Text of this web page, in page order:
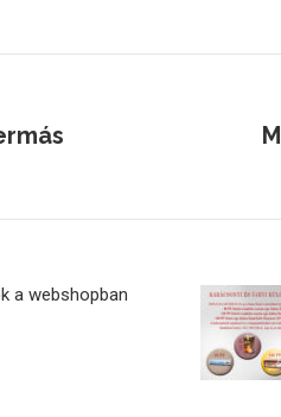
a webshopban